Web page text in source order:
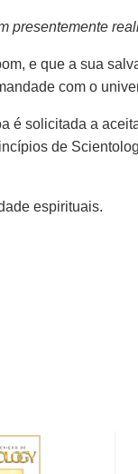
presentemente
e que a sua
com o
é solicitada a
de
espirituais.